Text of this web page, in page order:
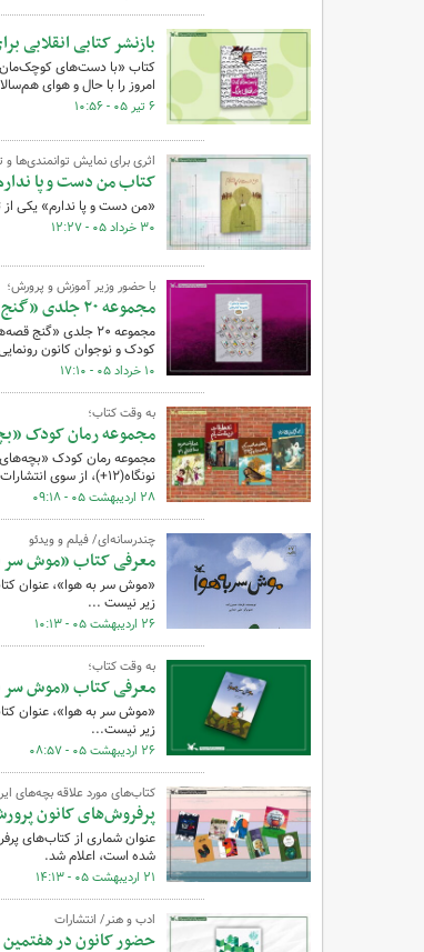
بازنشر کتابی انقلابی برای
امروز را با حال و هوای
۶ تیر ۰۵ - ۱۰:۵۶
اثری برای نمایش توانمندی‌ها و
کتاب من دست و پا
«من دست و پا ندارم» یکی از
۳۰ خرداد ۰۵ - ۱۲:۲۷
با حضور وزیر آموزش و پرورش؛
مجموعه ۲۰ جلدی «گنج قصه‌ها» رونمایی می‌شود
مجموعه ۲۰ جلدی
کودک و نوجوان کانون
۱۰ خرداد ۰۵ - ۱۷:۱۰
به وقت کتاب؛
مجموعه رمان کودک
مجموعه رمان کودک «بچه‌های
نونگاه(۱۲+)،‌ از سوی انتشارات کانون پرورش فکری کودکان و نوجوانان منتشر شده است.
۲۸ اردیبهشت ۰۵ - ۰۹:۱۸
چندرسانه‌ای/ فیلم و ویدئو
معرفی کتاب «موش سر
«موش سر به هوا»،‌ عنوان
زیر نیست ...
۲۶ اردیبهشت ۰۵ - ۱۰:۱۳
به وقت کتاب؛
معرفی کتاب «موش سر
«موش سر به هوا»،‌ عنوان
زیر نیست...
۲۶ اردیبهشت ۰۵ - ۰۸:۵۷
کتاب‌های مورد علاقه بچه‌های
پرفروش‌های کانون پرورش فکری
شده است، اعلام شد.
۲۱ اردیبهشت ۰۵ - ۱۴:۱۳
ادب و هنر/ انتشارات
حضور کانون در